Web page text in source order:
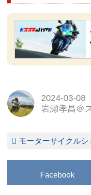
2024-03-08
岩瀬孝昌＠
モーターサイクルシ
Facebook